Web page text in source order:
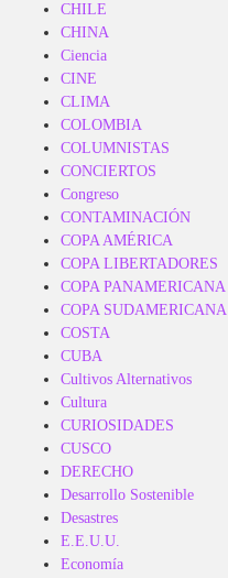
CHILE
CHINA
Ciencia
CINE
CLIMA
COLOMBIA
COLUMNISTAS
CONCIERTOS
Congreso
CONTAMINACIÓN
COPA AMÉRICA
COPA LIBERTADORES
COPA PANAMERICANA
COPA SUDAMERICANA
COSTA
CUBA
Cultivos Alternativos
Cultura
CURIOSIDADES
CUSCO
DERECHO
Desarrollo Sostenible
Desastres
E.E.U.U.
Economía